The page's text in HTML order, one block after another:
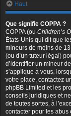
Haut
Que signifie COPPA ?
COPPA (ou Children’s
États-Unis qui dit que
mineurs de moins de
(ou d’un tuteur légal)
d’identifier un mineur
s’applique à vous,
votre place, contactez
phpBB Limited et les
conseils juridiques et
de toutes sortes, à
contacter pour les abus